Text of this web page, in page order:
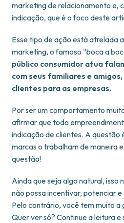
marketing de relacionamento e,
indicação, que é o foco deste
Esse tipo de ação está atrelada
marketing, o famoso “boca a
público consumidor atua
com seus familiares e
clientes para as empresas.
Por ser um comportamento
afirmar que todo
indicação de clientes. A questão
marcas o trabalham de maneira
questão!
Ainda que seja algo natural, isso
não possa incentivar, potenciar
Pelo contrário, você tem muito a
Quer ver só? Continue a leitura